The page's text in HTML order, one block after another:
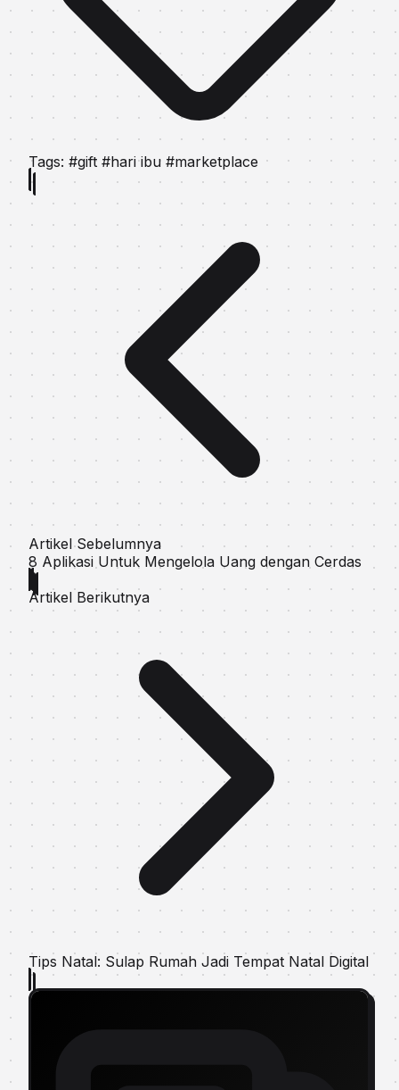
Tags: #gift #hari ibu #marketplace
Artikel Sebelumnya
8 Aplikasi Untuk Mengelola Uang dengan Cerdas
Artikel Berikutnya
Tips Natal: Sulap Rumah Jadi Tempat Natal Digital